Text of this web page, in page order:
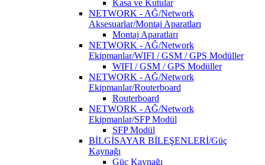
Kasa ve Kutular
NETWORK - AĞ/Network
Aksesuarlar/Montaj Aparatları
Montaj Aparatları
NETWORK - AĞ/Network
Ekipmanlar/WIFI / GSM / GPS Modüller
WIFI / GSM / GPS Modüller
NETWORK - AĞ/Network
Ekipmanlar/Routerboard
Routerboard
NETWORK - AĞ/Network
Ekipmanlar/SFP Modül
SFP Modül
BİLGİSAYAR BİLEŞENLERİ/Güç
Kaynağı
Güç Kaynağı